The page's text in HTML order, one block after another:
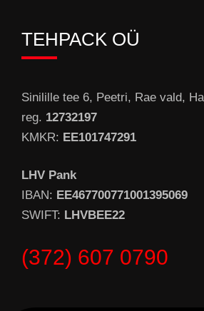
TEHPACK OÜ
Sinilille tee 6, Peetri, Rae vald,
reg. 12732197
KMKR: EE101747291
LHV Pank
IBAN: EE467700771001395069
SWIFT: LHVBEE22
(372) 607 0790